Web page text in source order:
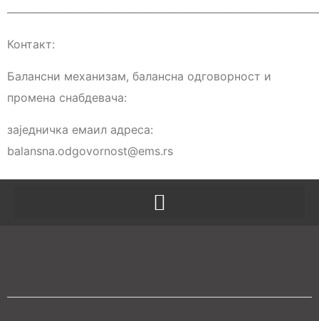
Контакт:
Балансни механизам, балансна одговорност и
промена снабдевача:
заједничка емаил адреса:
balansna.odgovornost@ems.rs